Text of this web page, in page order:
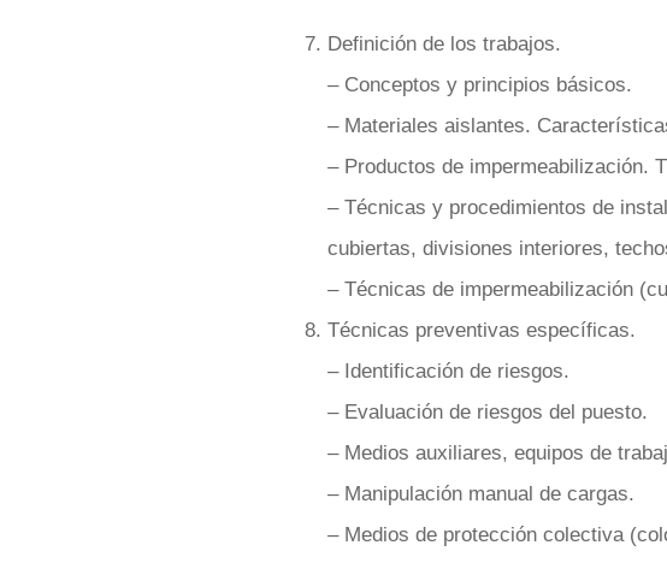
Definición de los trabajos.
– Conceptos y principios básicos.
– Materiales aislantes.
– Productos de impermeabilización.
– Técnicas y procedimientos de
cubiertas, divisiones interiores,
– Técnicas de impermeabilización
Técnicas preventivas específicas.
– Identificación de riesgos.
– Evaluación de riesgos del puesto.
– Medios auxiliares, equipos de
– Manipulación manual de cargas.
– Medios de protección colectiva